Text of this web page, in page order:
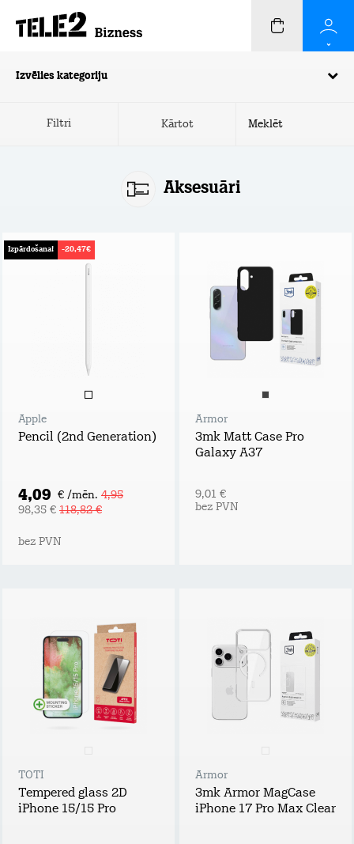
Izvēlies kategoriju
Filtri Kārtot
Aksesuāri
Izpārdošana! -20,47€
Apple
Pencil (2nd Generation)
4,09 € /mēn. 4,95
98,35 € 118,82 €
bez PVN
Armor
3mk Matt Case Pro
Galaxy A37
9,01 €
bez PVN
TOTI
Tempered glass 2D
iPhone 15/15 Pro
Armor
3mk Armor MagCase
iPhone 17 Pro Max Clear